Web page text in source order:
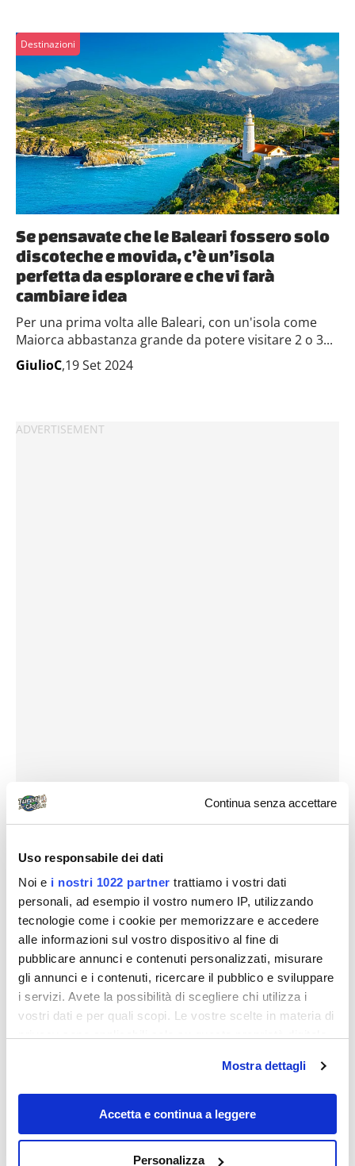
Continua senza accettare
Uso responsabile dei dati
Noi e i nostri 1022 partner trattiamo i vostri dati
personali, ad esempio il vostro numero IP, utilizzando
tecnologie come i cookie per memorizzare e accedere
alle informazioni sul vostro dispositivo al fine di
pubblicare annunci e contenuti personalizzati, misurare
gli annunci e i contenuti, ricercare il pubblico e sviluppare
i servizi. Avete la possibilità di scegliere chi utilizza i
vostri dati e per quali scopi. Le vostre scelte in materia di
modificare o revocare il proprio consenso in qualsiasi
momento dalla Dichiarazione sui cookie o facendo clic
sull'icona di attivazione della privacy.
Mostra dettagli
Accetta e continua a leggere
Personalizza
Destinazioni
Se pensavate che le Baleari fossero solo
discoteche e movida, c’è un’isola
perfetta da esplorare e che vi farà
cambiare idea
Per una prima volta alle Baleari, con un'isola come
Maiorca abbastanza grande da potere visitare 2 o 3...
GiulioC,19 Set 2024
Destinazioni
Se sogni anche tu di diventare un nomade
digitale, ti consigliamo tre luoghi dove